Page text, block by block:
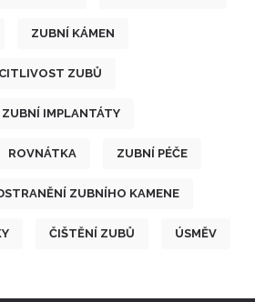
ZUBNÍ KÁMEN
CITLIVOST ZUBŮ
ZUBNÍ IMPLANTÁTY
ROVNÁTKA ZUBNÍ PÉČE
ZUBNÍHO KAMENE
ČIŠTĚNÍ ZUBŮ ÚSMĚV